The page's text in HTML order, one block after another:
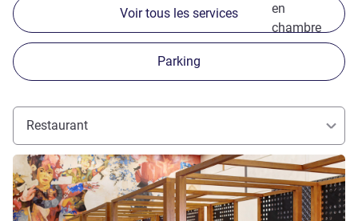
en
chambre
Voir tous les services
Parking
Restaurant
Voir les détails